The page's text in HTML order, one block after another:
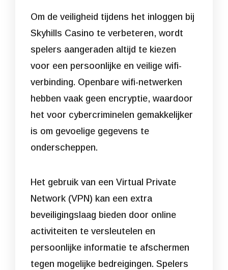
Om de veiligheid tijdens het inloggen bij
Skyhills Casino te verbeteren, wordt
spelers aangeraden altijd te kiezen
voor een persoonlijke en veilige wifi-
verbinding. Openbare wifi-netwerken
hebben vaak geen encryptie, waardoor
het voor cybercriminelen gemakkelijker
is om gevoelige gegevens te
onderscheppen.
Het gebruik van een Virtual Private
Network (VPN) kan een extra
beveiligingslaag bieden door online
activiteiten te versleutelen en
persoonlijke informatie te afschermen
tegen mogelijke bedreigingen. Spelers